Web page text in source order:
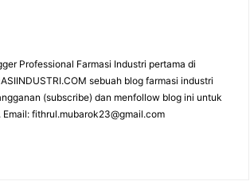
Professional Farmasi Industri pertama di
sebuah blog farmasi industri
(subscribe) dan menfollow blog ini untuk
fithrul.mubarok23@gmail.com